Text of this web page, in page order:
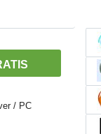
/ PC